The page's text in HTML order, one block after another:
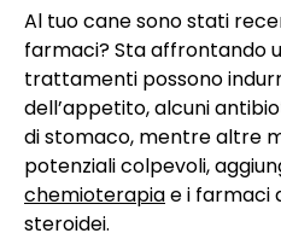
Al tuo cane sono stati
farmaci? Sta affrontando
trattamenti possono
dell’appetito, alcuni
di stomaco, mentre altre
potenziali colpevoli,
chemioterapiae i farmaci
steroidei.